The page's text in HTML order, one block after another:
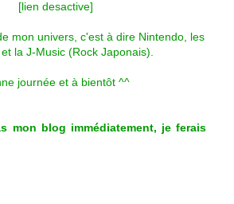
[lien desactive]
mon univers, c'est à dire Nintendo, les
la J-Music (Rock Japonais).
journée et à bientôt ^^
mon blog immédiatement, je ferais